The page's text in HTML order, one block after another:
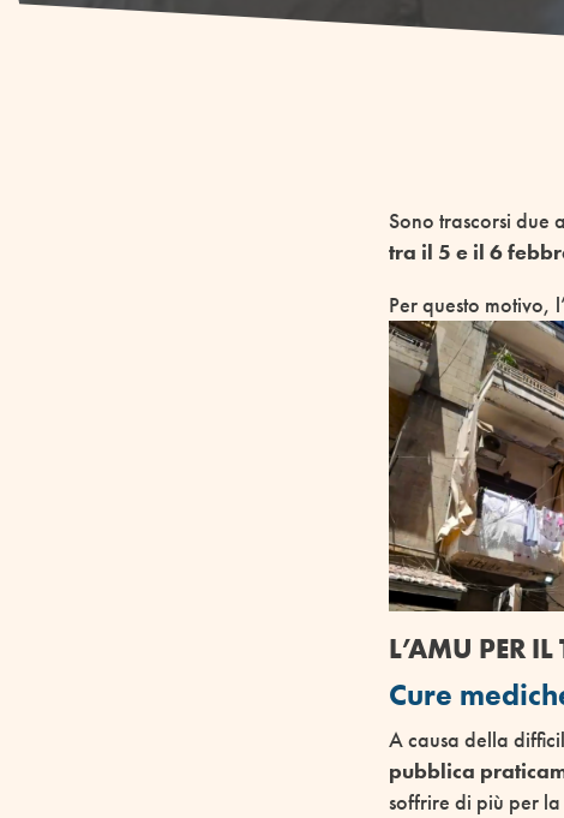
Sono trascorsi due
tra il 5 e il 6
Per questo motivo,
L’AMU PER
Cure
A causa della
pubblica
soffrire di più per